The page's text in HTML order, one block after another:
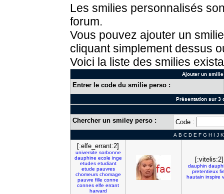
Les smilies personnalisés
forum.
Vous pouvez ajouter un
cliquant simplement dessus
Voici la liste des smilies
Ajouter un
Entrer le code du smilie perso :
Présentation sur 3
Chercher un smiley perso : Code :
A B C D E F G H I J K
[:elfe_errant:2]
universite sorbonne
dauphine ecole inge
etudes etudiant
etude pauvres
chomeurs chomage
pauvre fille conne
connes elfe errant
harvard
[:vitelis:2]
dauphin
pretentieux
hautain inspire